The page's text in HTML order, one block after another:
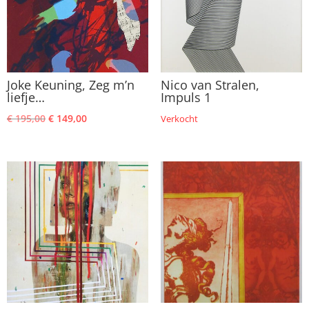
Joke Keuning, Zeg m’n
liefje…
€195,00 Oorspronkelijke
€ 195,00.
€ 149,00Huidige
€ 149,00.
Nico van Stralen,
Impuls 1
Verkocht